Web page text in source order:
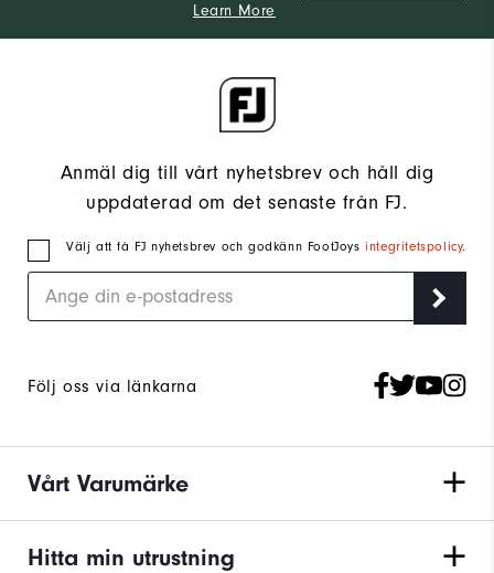
Learn More
Anmäl dig till vårt nyhetsbrev och håll dig
uppdaterad om det senaste från FJ.
Välj att få FJ nyhetsbrev och godkänn FootJoysintegritetspolicy.
Följ oss via länkarna
Vårt Varumärke
Hitta min utrustning